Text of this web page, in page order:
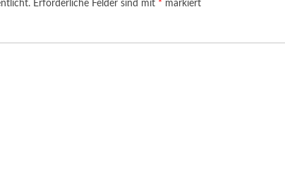
Erforderliche Felder sind mit * markiert